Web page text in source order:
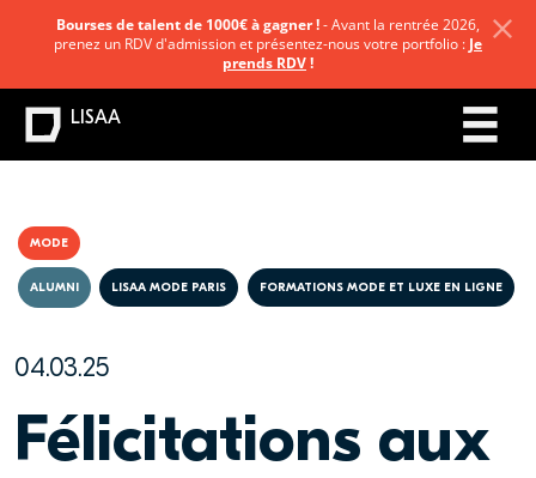
MODE
04.03.25
ALUMNI LISAA MODE PARIS FORMATIONS MODE ET LUXE EN LIGNE
Félicitations aux
Bourses de talent de 1000€ à gagner !- Avant la rentrée 2026,
prenez un RDV d'admission et présentez-nous votre portfolio : Je
prends RDV!
LISAA